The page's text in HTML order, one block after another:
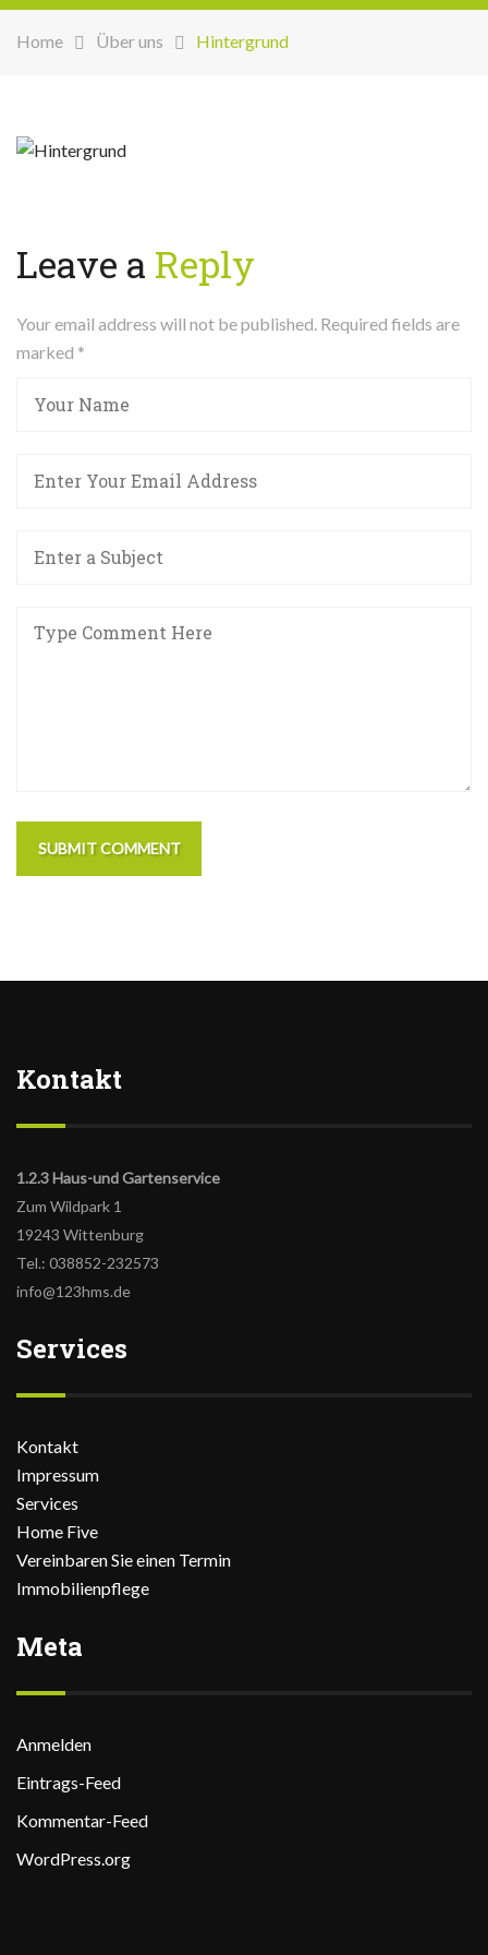
Home Über uns Hintergrund
Leave a Reply
Your email address will not be published. Required fields are
marked *
SUBMIT COMMENT
Kontakt
1.2.3 Haus-und Gartenservice
Zum Wildpark 1
19243 Wittenburg
Tel.: 038852-232573
info@123hms.de
Services
Kontakt
Impressum
Services
Home Five
Vereinbaren Sie einen Termin
Immobilienpflege
Meta
Anmelden
Eintrags-Feed
Kommentar-Feed
WordPress.org